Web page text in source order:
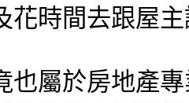
花時間去跟屋
也屬於房地產